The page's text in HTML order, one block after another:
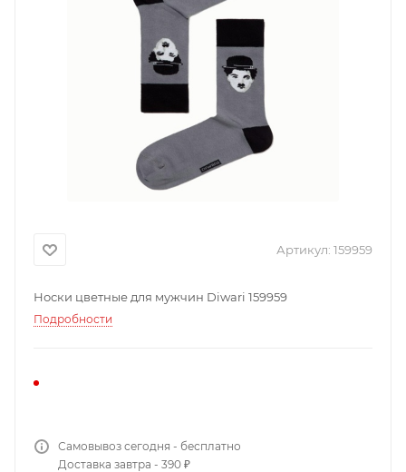
Артикул: 159959
Носки цветные для мужчин Diwari 159959
Подробности
Самовывоз сегодня - бесплатно
Доставка завтра - 390 ₽